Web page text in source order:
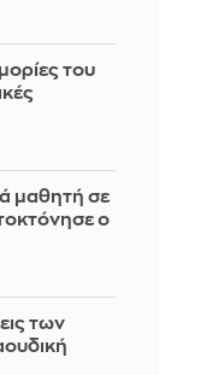
του
μαθητή σε
ο
των